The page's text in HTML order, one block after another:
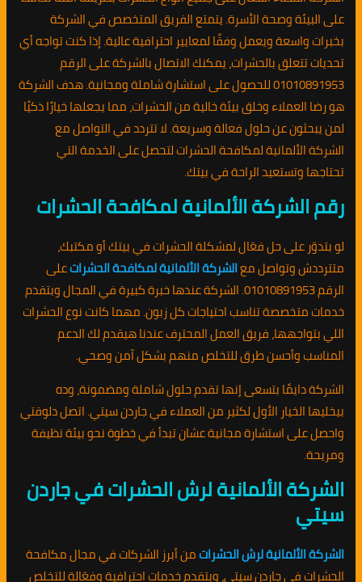
على البيئة وصحة الأسرة. يتمتع الفريق المتخصص في الشركة
بخبرات واسعة ويعمل وفقًا لمعايير احترافية عالية. إذا كنت تواجه أي
تحديات تتعلق بالحشرات، يمكنك الاتصال بالشركة على الرقم
01010891953 للحصول على استشارة شاملة ومجانية. هدف الشركة
هو رضا العملاء وخلق بيئة خالية من الحشرات، مما يجعلها خيارًا ذكيًا
لمن يبحثون عن حلول فعالة وسريعة. لا تتردد في التواصل مع
الشركة الألمانية لمكافحة الحشرات لتحصل على الخدمة التي
تحتاجها وتستعيد الراحة في بيتك.
رقم الشركة الألمانية لمكافحة الحشرات
لو بتدوّر على حل فعّال لمشكلة الحشرات في بيتك أو مكتبك،
متترددش وتواصل معالشركة الألمانية لمكافحة الحشراتعلى
الرقم 01010891953. الشركة عندها خبرة كبيرة في المجال وبتقدم
خدمات متخصصة تناسب احتياجات كل زبون. مهما كانت نوع الحشرات
اللي بتواجهها، فريق العمل المحترف عندنا هيقدم لك الدعم
المناسب وأحسن طرق للتخلص منهم بشكل آمن وصحي.
الشركة دايمًا بتسعى إنها تقدم حلول شاملة ومضمونة، وده
بيخليها الخيار الأول لكثير من العملاء في جاردن سيتي. اتصل دلوقتي
واحصل على استشارة مجانية عشان تبدأ في خطوة نحو بيئة نظيفة
ومريحة.
الشركة الألمانية لرش الحشرات في جاردن
سيتي
الشركة الألمانية لرش الحشراتمن أبرز الشركات في مجال مكافحة
الحشرات في جاردن سيتي، وبتقدم خدمات احترافية وفعّالة للتخلص